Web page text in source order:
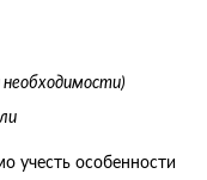
учесть особенности